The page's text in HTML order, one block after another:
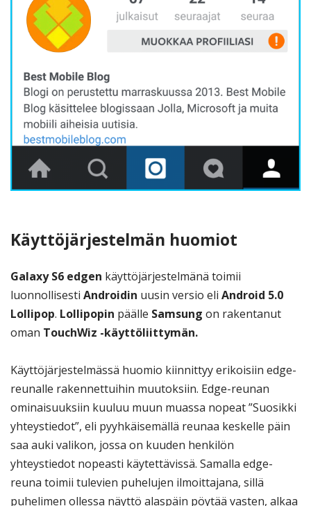
Käyttöjärjestelmän huomiot
Galaxy S6 edgen käyttöjärjestelmänä toimii
luonnollisesti Androidin uusin versio eli Android 5.0
Lollipop. Lollipopin päälle Samsung on rakentanut
oman TouchWiz -käyttöliittymän.
Käyttöjärjestelmässä huomio kiinnittyy erikoisiin edge-
reunalle rakennettuihin muutoksiin. Edge-reunan
ominaisuuksiin kuuluu muun muassa nopeat ”Suosikki
yhteystiedot”, eli pyyhkäisemällä reunaa keskelle päin
saa auki valikon, jossa on kuuden henkilön
yhteystiedot nopeasti käytettävissä. Samalla edge-
reuna toimii tulevien puhelujen ilmoittajana, sillä
puhelimen ollessa näyttö alaspäin pöytää vasten, alkaa